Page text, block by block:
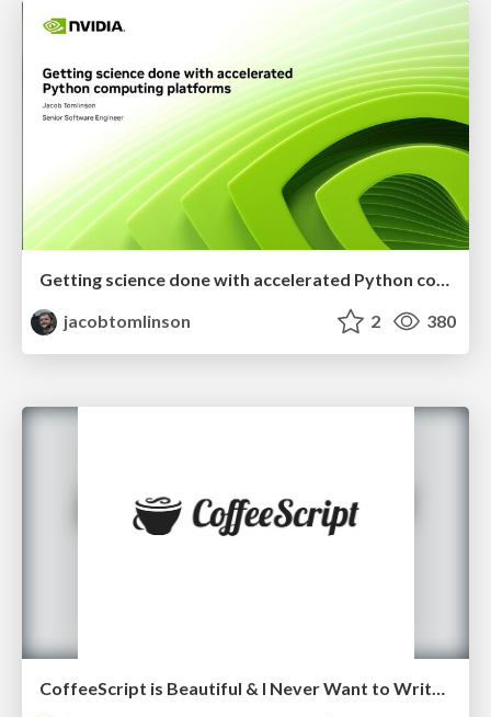
Getting science done with accelerated Python computing platforms
jacobtomlinson
2 380